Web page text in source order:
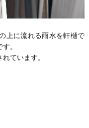
上に流れる雨水を軒樋で
。
ています。